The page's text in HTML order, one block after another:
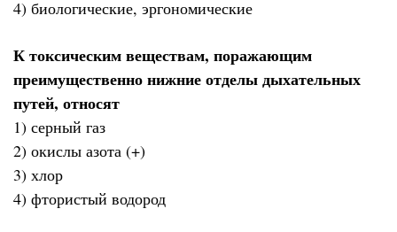
4) биологические, эргономические
К токсическим веществам, поражающим
преимущественно нижние отделы дыхательных
путей, относят
1) серный газ
2) окислы азота (+)
3) хлор
4) фтористый водород